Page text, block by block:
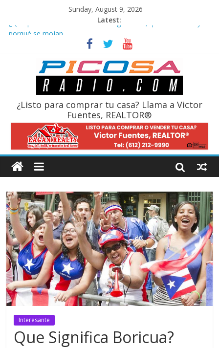
Sunday, August 9, 2026
Latest:
¿Qué pasó el Sábado de Gloria? Significado, qué se celebra y
porqué se mojan
Tom Homan: Designado por Trump para ser su nuevo “zar de
Los cambios en la compra y venta de casas a partir del 17 de
agosto del 2024
Iowa aprueba ley que autoriza el arresto y deportación a
inmigrantes
Semana Santa 2024: Domingo de Resurreccion / Pascua
¿Listo para comprar tu casa? Llama a Victor
Fuentes, REALTOR®
Interesante
Que Significa Boricua?